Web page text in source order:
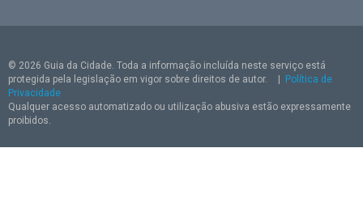
© 2026 Guia da Cidade. Toda a informação incluída neste serviço está
protegida pela legislação em vigor sobre direitos de autor.
Política de
Privacidade
Qualquer acesso automatizado ou utilização abusiva estão expressamente
proibidos.